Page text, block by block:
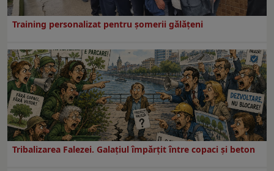
Training personalizat pentru șomerii gălățeni
Tribalizarea Falezei. Galațiul împărțit între copaci și beton